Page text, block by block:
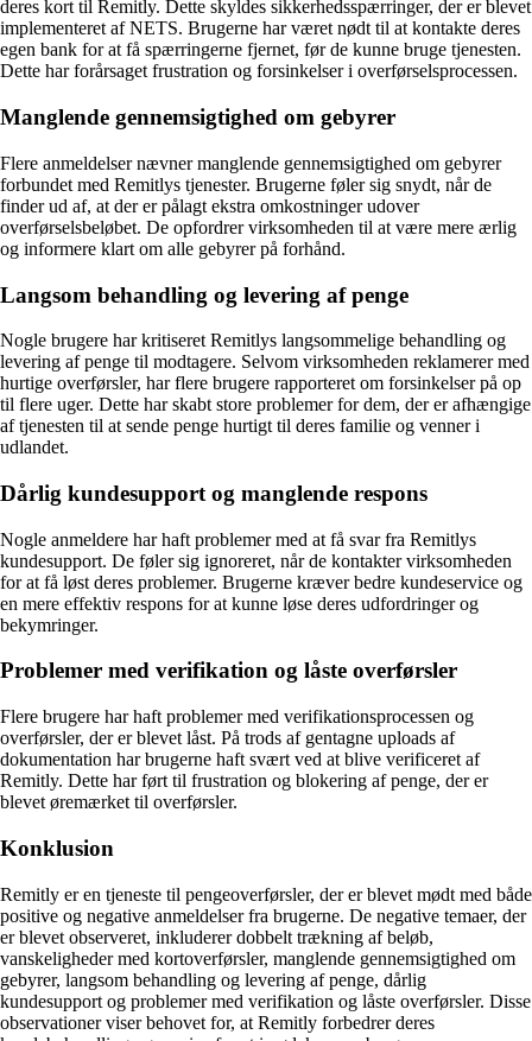
deres kort til Remitly. Dette skyldes sikkerhedsspærringer, der er blevet
implementeret af NETS. Brugerne har været nødt til at kontakte deres
egen bank for at få spærringerne fjernet, før de kunne bruge tjenesten.
Dette har forårsaget frustration og forsinkelser i overførselsprocessen.
Manglende gennemsigtighed om gebyrer
Flere anmeldelser nævner manglende gennemsigtighed om gebyrer
forbundet med Remitlys tjenester. Brugerne føler sig snydt, når de
finder ud af, at der er pålagt ekstra omkostninger udover
overførselsbeløbet. De opfordrer virksomheden til at være mere ærlig
og informere klart om alle gebyrer på forhånd.
Langsom behandling og levering af penge
Nogle brugere har kritiseret Remitlys langsommelige behandling og
levering af penge til modtagere. Selvom virksomheden reklamerer med
hurtige overførsler, har flere brugere rapporteret om forsinkelser på op
til flere uger. Dette har skabt store problemer for dem, der er afhængige
af tjenesten til at sende penge hurtigt til deres familie og venner i
udlandet.
Dårlig kundesupport og manglende respons
Nogle anmeldere har haft problemer med at få svar fra Remitlys
kundesupport. De føler sig ignoreret, når de kontakter virksomheden
for at få løst deres problemer. Brugerne kræver bedre kundeservice og
en mere effektiv respons for at kunne løse deres udfordringer og
bekymringer.
Problemer med verifikation og låste overførsler
Flere brugere har haft problemer med verifikationsprocessen og
overførsler, der er blevet låst. På trods af gentagne uploads af
dokumentation har brugerne haft svært ved at blive verificeret af
Remitly. Dette har ført til frustration og blokering af penge, der er
blevet øremærket til overførsler.
Konklusion
Remitly er en tjeneste til pengeoverførsler, der er blevet mødt med både
positive og negative anmeldelser fra brugerne. De negative temaer, der
er blevet observeret, inkluderer dobbelt trækning af beløb,
vanskeligheder med kortoverførsler, manglende gennemsigtighed om
gebyrer, langsom behandling og levering af penge, dårlig
kundesupport og problemer med verifikation og låste overførsler. Disse
observationer viser behovet for, at Remitly forbedrer deres